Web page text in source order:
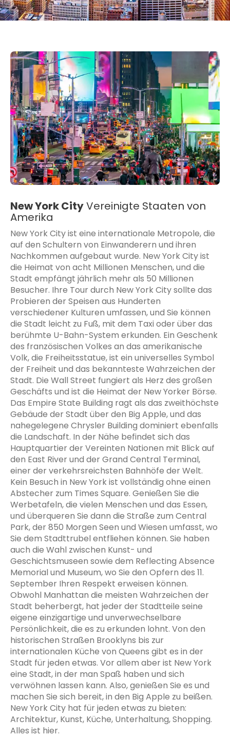
New York CityVereinigte Staaten von
Amerika
New York City ist eine internationale Metropole, die
auf den Schultern von Einwanderern und ihren
Nachkommen aufgebaut wurde. New York City ist
die Heimat von acht Millionen Menschen, und die
Stadt empfängt jährlich mehr als 50 Millionen
Besucher. Ihre Tour durch New York City sollte das
Probieren der Speisen aus Hunderten
verschiedener Kulturen umfassen, und Sie können
die Stadt leicht zu Fuß, mit dem Taxi oder über das
berühmte U-Bahn-System erkunden. Ein Geschenk
des französischen Volkes an das amerikanische
Volk, die Freiheitsstatue, ist ein universelles Symbol
der Freiheit und das bekannteste Wahrzeichen der
Stadt. Die Wall Street fungiert als Herz des großen
Geschäfts und ist die Heimat der New Yorker Börse.
Das Empire State Building ragt als das zweithöchste
Gebäude der Stadt über den Big Apple, und das
nahegelegene Chrysler Building dominiert ebenfalls
die Landschaft. In der Nähe befindet sich das
Hauptquartier der Vereinten Nationen mit Blick auf
den East River und der Grand Central Terminal,
einer der verkehrsreichsten Bahnhöfe der Welt.
Kein Besuch in New York ist vollständig ohne einen
Abstecher zum Times Square. Genießen Sie die
Werbetafeln, die vielen Menschen und das Essen,
und überqueren Sie dann die Straße zum Central
Park, der 850 Morgen Seen und Wiesen umfasst, wo
Sie dem Stadttrubel entfliehen können. Sie haben
auch die Wahl zwischen Kunst- und
Geschichtsmuseen sowie dem Reflecting Absence
Memorial und Museum, wo Sie den Opfern des 11.
September Ihren Respekt erweisen können.
Obwohl Manhattan die meisten Wahrzeichen der
Stadt beherbergt, hat jeder der Stadtteile seine
eigene einzigartige und unverwechselbare
Persönlichkeit, die es zu erkunden lohnt. Von den
historischen Straßen Brooklyns bis zur
internationalen Küche von Queens gibt es in der
Stadt für jeden etwas. Vor allem aber ist New York
eine Stadt, in der man Spaß haben und sich
verwöhnen lassen kann. Also, genießen Sie es und
machen Sie sich bereit, in den Big Apple zu beißen.
New York City hat für jeden etwas zu bieten:
Architektur, Kunst, Küche, Unterhaltung, Shopping.
Alles ist hier.